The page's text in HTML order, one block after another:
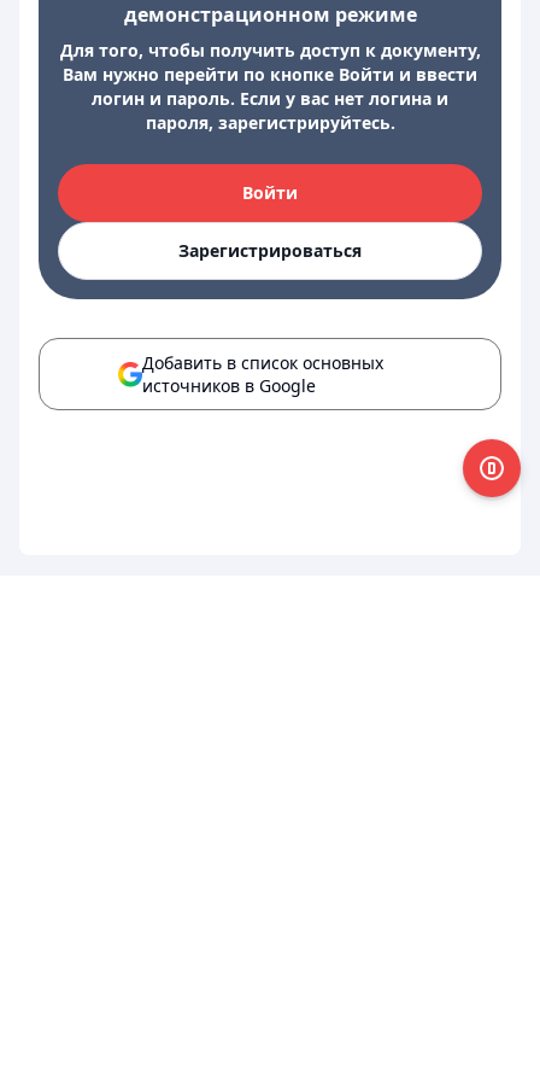
демонстрационном режиме
Для того, чтобы получить доступ к документу,
Вам нужно перейти по кнопке Войти и ввести
логин и пароль. Если у вас нет логина и
пароля, зарегистрируйтесь.
Войти
Зарегистрироваться
Добавить в список основных
источников в Google